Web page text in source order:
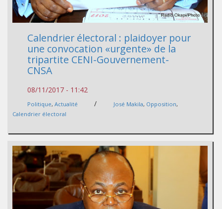
Calendrier électoral : plaidoyer pour
une convocation «urgente» de la
tripartite CENI-Gouvernement-
CNSA
08/11/2017 - 11:42
Politique, Actualité / José Makila, Opposition,
Calendrier électoral